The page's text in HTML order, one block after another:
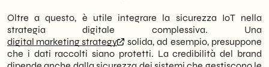
Oltre a questo, è utile integrare la sicurezza IoT nella
strategia digitale complessiva. Una
digital marketing strategy
solida, ad esempio, presuppone
che i dati raccolti siano protetti. La credibilità del brand